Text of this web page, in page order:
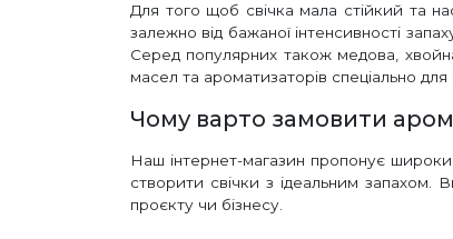
Для того щоб свічка мала стійкий та
залежно від бажаної інтенсивності
Серед популярних також медова,
масел та ароматизаторів спеціально для
Чому варто замовити
Наш інтернет-магазин пропонує
створити свічки з ідеальним
проєкту чи бізнесу.